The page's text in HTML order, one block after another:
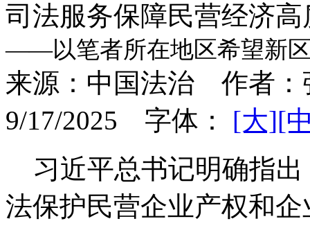
司法服务保障民营经济
——以笔者所在地区希望新
来源： 中国法治 作者：
9/17/2025 字体： [大][
习近平总书记明确指出
法保护民营企业产权和